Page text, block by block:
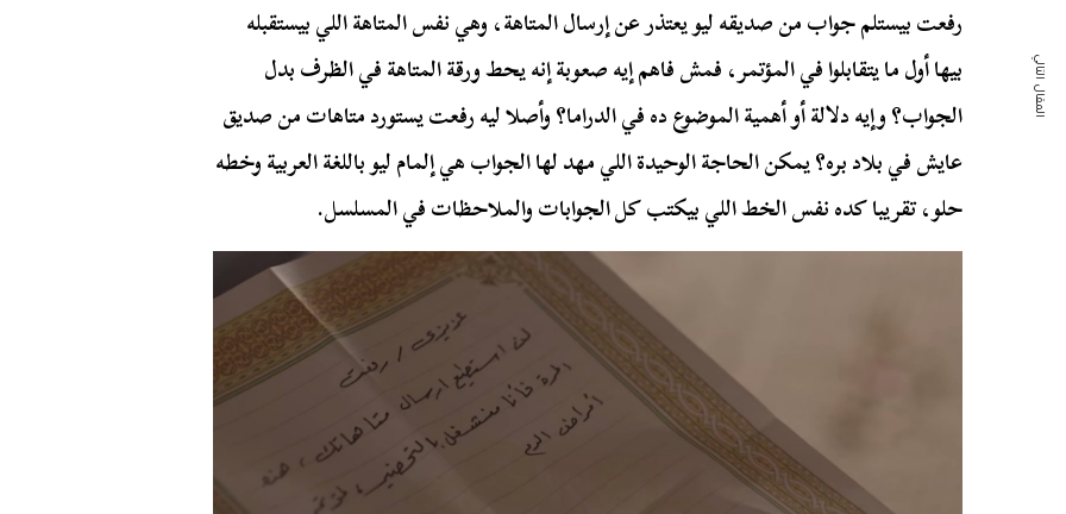
رفعتبيستلم جواب من صديقهليويعتذر عن إرسال المتاهة، وهي نفس المتاهة اللي بيستقبله
بيها أول ما يتقابلوا في المؤتمر، فمش فاهم إيه صعوبة إنه يحط ورقة المتاهة في الظرف بدل
الجواب؟ وإيه دلالة أو أهمية الموضوع ده في الدراما؟ وأصلا ليهرفعتيستورد متاهات من صديق
عايش في بلاد بره؟ يمكن الحاجة الوحيدة اللي مهد لها الجواب هي إلمامليوباللغة العربية وخطه
حلو، تقريبا كده نفس الخط اللي بيكتب كل الجوابات والملاحظات في المسلسل.
المقال التالي